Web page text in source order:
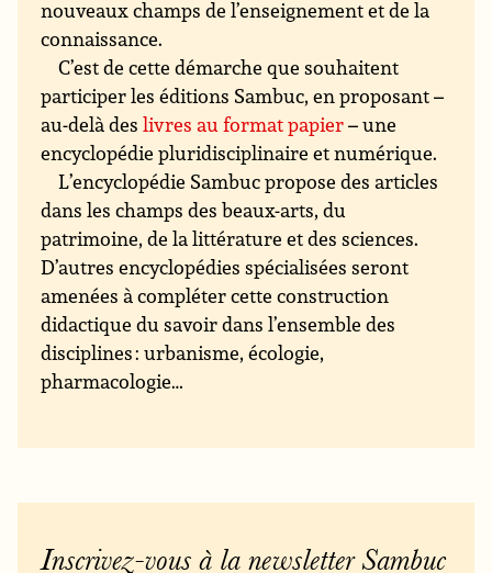
nouveaux champs de l’enseignement et de la
connaissance.
C’est de cette démarche que souhaitent
participer les éditions Sambuc, en proposant –
au-delà deslivres au format papier– une
encyclopédie pluridisciplinaire et numérique.
L’encyclopédie Sambuc propose des articles
dans les champs des beaux-arts, du
patrimoine, de la littérature et des sciences.
D’autres encyclopédies spécialisées seront
amenées à compléter cette construction
didactique du savoir dans l’ensemble des
disciplines : urbanisme, écologie,
pharmacologie…
Inscrivez-vous à la newsletter Sambuc